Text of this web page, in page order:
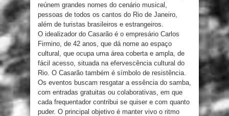
reúnem grandes nomes do cenário musical,
pessoas de todos os cantos do Rio de Janeiro,
além de turistas brasileiros e estrangeiros.
O idealizador do Casarão é o empresário Carlos
Firmino, de 42 anos, que dá nome ao espaço
cultural, que ocupa uma área coberta e ampla, de
fácil acesso, situada na efervescência cultural do
Rio. O Casarão também é símbolo de resistência.
Os eventos buscam resgatar a essência do samba,
com entradas gratuitas ou colaborativas, em que
cada frequentador contribui se quiser e com quanto
puder. O principal objetivo é manter vivo o ritmo